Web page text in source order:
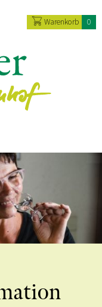
Warenkorb 0